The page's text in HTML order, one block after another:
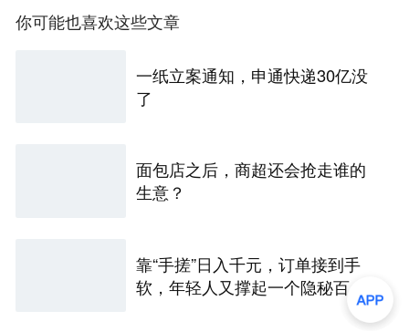
你可能也喜欢这些文章
一纸立案通知，申通快递30亿没
了
面包店之后，商超还会抢走谁的
生意？
靠“手搓”日入千元，订单接到手
软，年轻人又撑起一个隐秘百亿